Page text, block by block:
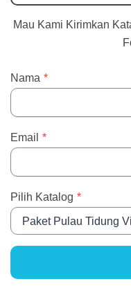
Mau Kami Kirimkan
Nama *
Email *
Pilih Katalog *